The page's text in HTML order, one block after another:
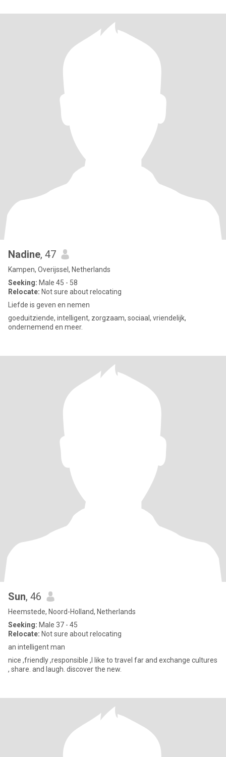
Nadine, 47
Kampen, Overijssel, Netherlands
Seeking: Male 45 - 58
Relocate: Not sure about relocating
Liefde is geven en nemen
goeduitziende, intelligent, zorgzaam, sociaal, vriendelijk,
ondernemend en meer.
Sun, 46
Heemstede, Noord-Holland, Netherlands
Seeking: Male 37 - 45
Relocate: Not sure about relocating
an intelligent man
nice ,friendly ,responsible ,I like to travel far and exchange cultures
, share. and laugh. discover the new.